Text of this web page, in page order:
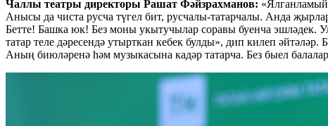
Чаллы театры директоры Рашат Фәйзрахманов:
Анысы да чиста русча түгел бит, русчалы-татарчалы. Анда
Бетте! Башка юк! Без моны укытучылар соравы буенча эшләдек.
татар теле дәресендә утырткан кебек булды», дип килеп
Аның биюләренә һәм музыкасына кадәр татарча. Без быел